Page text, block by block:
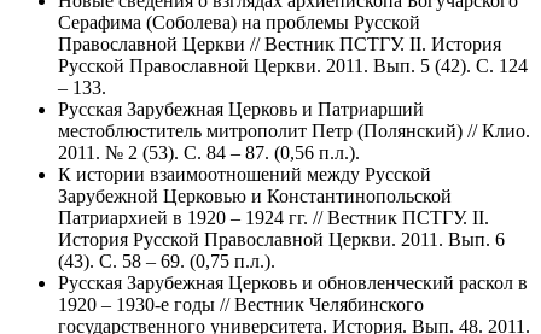
Серафима (Соболева) на проблемы Русской
Православной Церкви // Вестник ПСТГУ. II. История
Русской Православной Церкви. 2011. Вып. 5 (42). С. 124
– 133.
Русская Зарубежная Церковь и Патриарший
местоблюститель митрополит Петр (Полянский) // Клио.
2011. № 2 (53). С. 84 – 87. (0,56 п.л.).
К истории взаимоотношений между Русской
Зарубежной Церковью и Константинопольской
Патриархией в 1920 – 1924 гг. // Вестник ПСТГУ. II.
История Русской Православной Церкви. 2011. Вып. 6
(43). С. 58 – 69. (0,75 п.л.).
Русская Зарубежная Церковь и обновленческий раскол в
1920 – 1930-е годы // Вестник Челябинского
государственного университета. История. Вып. 48. 2011.